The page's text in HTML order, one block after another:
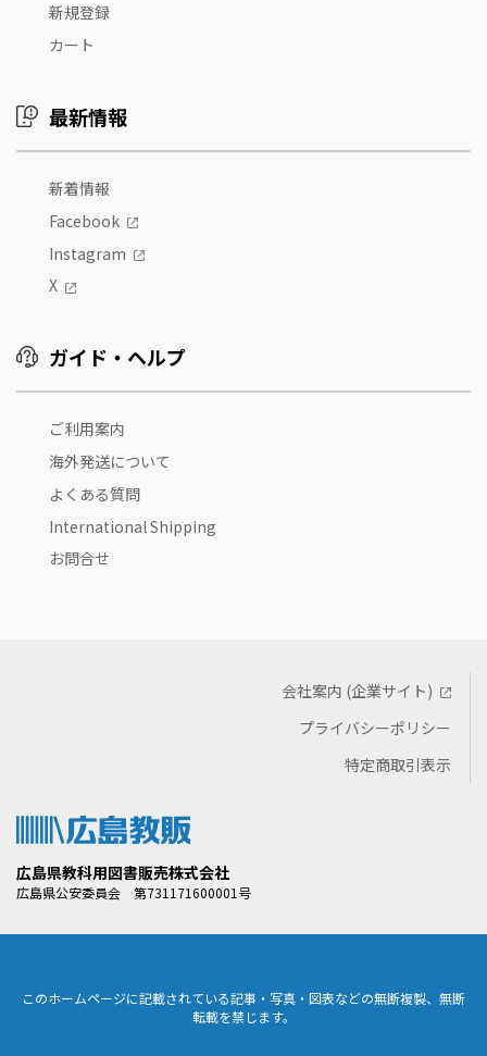
新規登録
カート
最新情報
新着情報
Facebook
Instagram
X
ガイド・ヘルプ
ご利用案内
海外発送について
よくある質問
International Shipping
お問合せ
広島県教科用図書販売株式会社
広島県公安委員会 第731171600001号
会社案内 (企業サイト)
プライバシーポリシー
特定商取引表示
このホームページに記載されている記事・写真・図表などの無断複製、無断
転載を禁じます。